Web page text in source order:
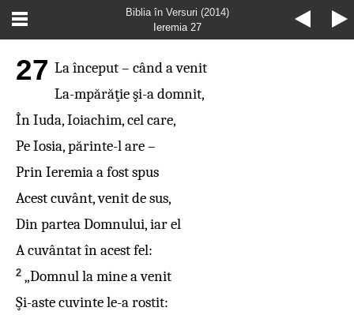
Biblia în Versuri (2014)
Ieremia 27
27 La început – când a venit
La-mpărăţie şi-a domnit,
În Iuda, Ioiachim, cel care,
Pe Iosia, părinte-l are –
Prin Ieremia a fost spus
Acest cuvânt, venit de sus,
Din partea Domnului, iar el
A cuvântat în acest fel:
2 „Domnul la mine a venit
Şi-aste cuvinte le-a rostit: